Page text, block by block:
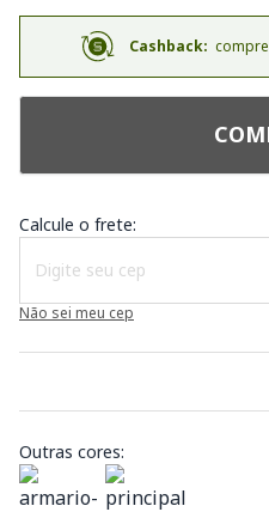
Cashback:
Calcule o frete:
Não sei meu cep
Outras cores: